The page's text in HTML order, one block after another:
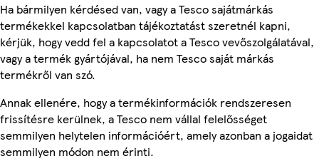
Ha bármilyen kérdésed van, vagy a Tesco sajátmárkás
termékekkel kapcsolatban tájékoztatást szeretnél kapni,
kérjük, hogy vedd fel a kapcsolatot a Tesco vevőszolgálatával,
vagy a termék gyártójával, ha nem Tesco saját márkás
termékről van szó.
Annak ellenére, hogy a termékinformációk rendszeresen
frissítésre kerülnek, a Tesco nem vállal felelősséget
semmilyen helytelen információért, amely azonban a jogaidat
semmilyen módon nem érinti.